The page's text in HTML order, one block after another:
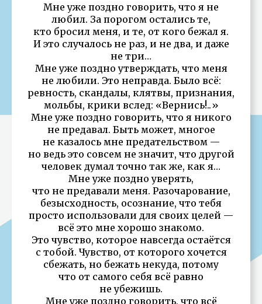
Мне уже поздно говорить, что я не
любил. За порогом остались те,
кто бросил меня, и те, от кого бежал я.
И это случалось не раз, и не два, и даже
не три…
Мне уже поздно утверждать, что меня
не любили. Это неправда. Было всё:
ревность, скандалы, клятвы, признания,
мольбы, крики вслед: «Вернись!..»
Мне уже поздно говорить, что я никого
не предавал. Быть может, многое
не казалось мне предательством —
но ведь это совсем не значит, что другой
человек думал точно так же, как я…
Мне уже поздно уверять,
что не предавали меня. Разочарование,
безысходность, осознание, что тебя
просто использовали для своих целей —
всё это мне хорошо знакомо.
Это чувство, которое навсегда остаётся
с тобой. Чувство, от которого хочется
сбежать, но бежать некуда, потому
что от самого себя всё равно
не убежишь.
Мне уже поздно говорить, что всё